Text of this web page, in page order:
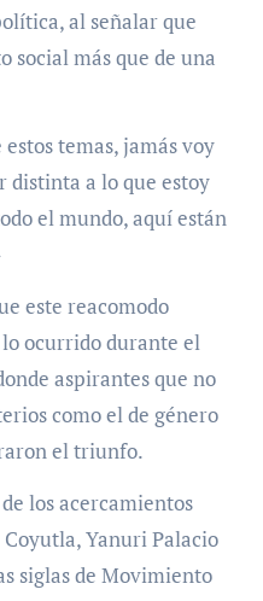
al señalar que
social más que de una
temas, jamás voy
distinta a lo que estoy
el mundo, aquí están
este reacomodo
ocurrido durante el
aspirantes que no
como el de género
el triunfo.
los acercamientos
Yanuri Palacio
siglas de Movimiento